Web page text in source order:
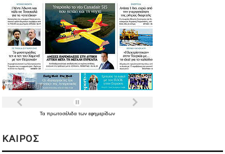
Ταπρωτοσέλιδατωνεφημερίδων
ΚΑΙΡΟΣ